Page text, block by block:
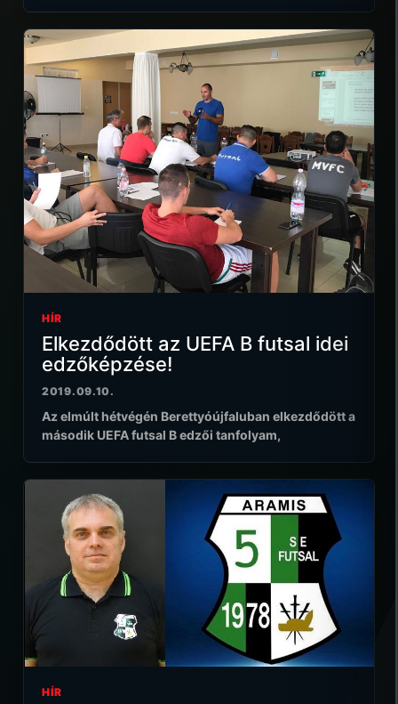
HÍR
Elkezdődött az UEFA B futsal idei
edzőképzése!
2019.09.10.
Az elmúlt hétvégén Berettyóújfaluban elkezdődött a
második UEFA futsal B edzői tanfolyam,
HÍR